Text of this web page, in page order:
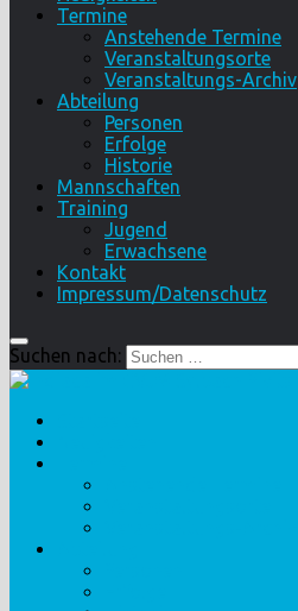
Termine
Anstehende Termine
Veranstaltungsorte
Veranstaltungs-Archiv
Abteilung
Personen
Erfolge
Historie
Mannschaften
Training
Jugend
Erwachsene
Kontakt
Impressum/Datenschutz
Suchen nach: